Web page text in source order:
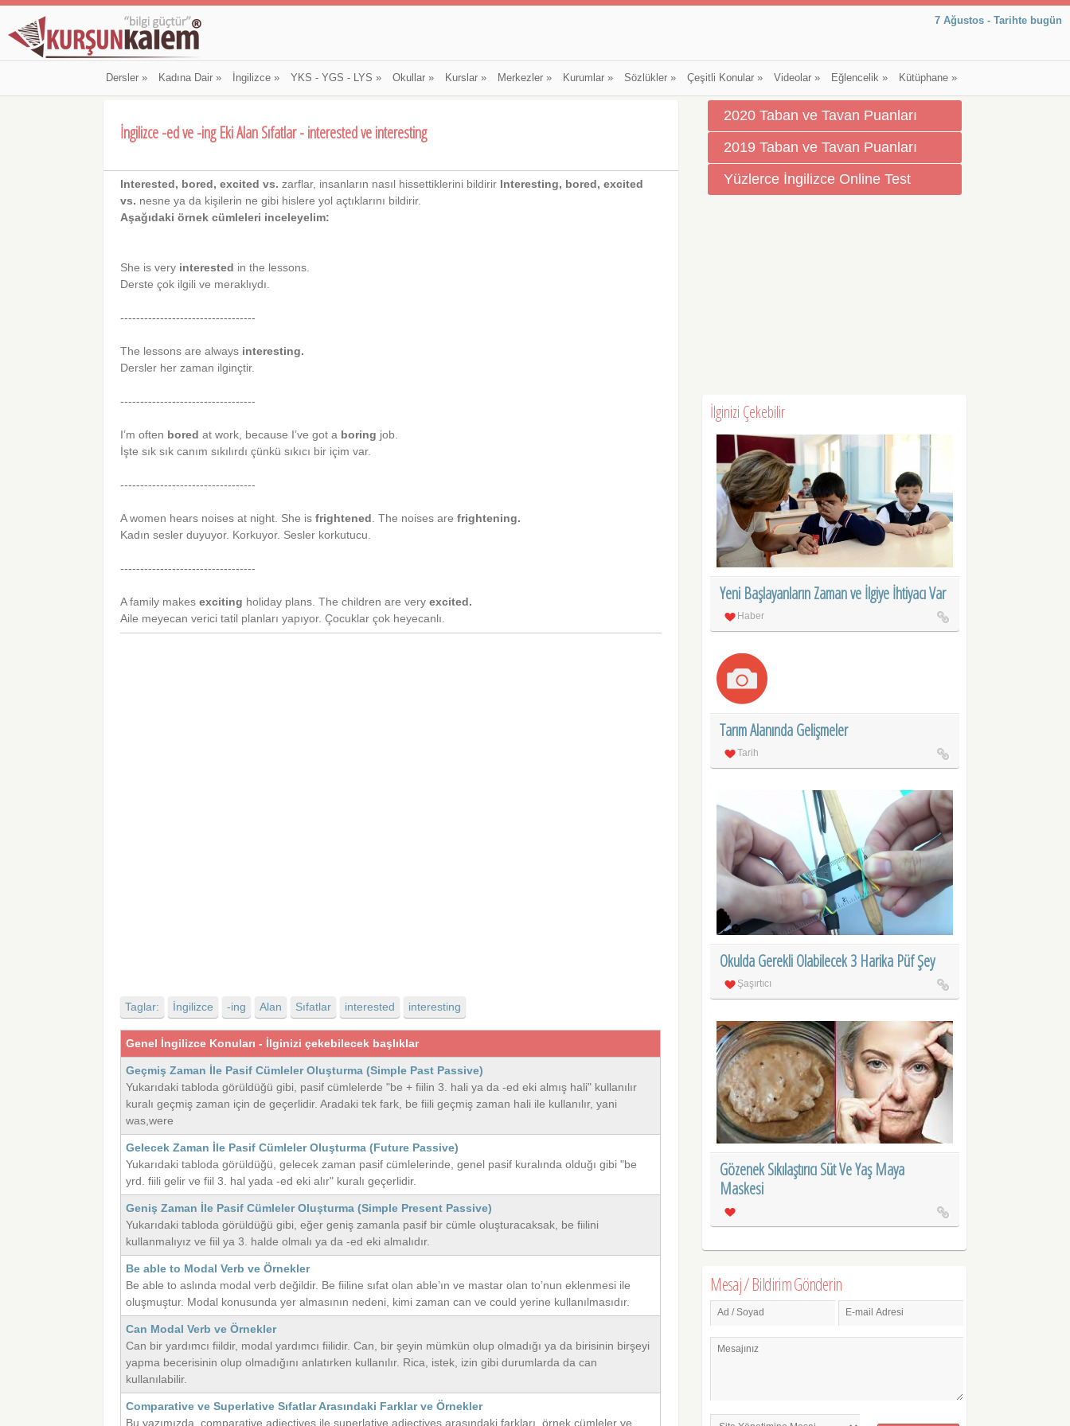
7 Ağustos - Tarihte bugün
Dersler» Kadına Dair» İngilizce» YKS - YGS - LYS » Okullar» Kurslar» Merkezler» Kurumlar» Sözlükler» Çeşitli Konular» Videolar» Eğlencelik» Kütüphane»
İngilizce -ed ve -ing Eki Alan Sıfatlar - interested ve interesting
Interested, bored, excited vs.zarflar, insanların nasıl hissettiklerini bildirir Interesting, bored, excited
vs. nesne ya da kişilerin ne gibi hislere yol açtıklarını bildirir.
Aşağıdaki örnek cümleleri inceleyelim:
She is very interested in the lessons.
Derste çok ilgili ve meraklıydı.
----------------------------------
The lessons are always interesting.
Dersler her zaman ilginçtir.
----------------------------------
I’m often bored at work, because I’ve got a boring job.
İşte sık sık canım sıkılırdı çünkü sıkıcı bir içim var.
----------------------------------
A women hears noises at night. She isfrightened . The noises arefrightening.
Kadın sesler duyuyor. Korkuyor. Sesler korkutucu.
----------------------------------
A family makesexciting holiday plans. The children are veryexcited.
Aile meyecan verici tatil planları yapıyor. Çocuklar çok heyecanlı.
Taglar: İngilizce -ing Alan Sıfatlar interested interesting
Genel İngilizce Konuları - İlginizi çekebilecek başlıklar
Geçmiş Zaman İle Pasif Cümleler Oluşturma (Simple Past Passive)
Yukarıdaki tabloda görüldüğü gibi, pasif cümlelerde "be + fiilin 3. hali ya da -ed eki almış hali" kullanılır
kuralı geçmiş zaman için de geçerlidir. Aradaki tek fark, be fiili geçmiş zaman hali ile kullanılır, yani
was,were
Gelecek Zaman İle Pasif Cümleler Oluşturma (Future Passive)
Yukarıdaki tabloda görüldüğü, gelecek zaman pasif cümlelerinde, genel pasif kuralında olduğı gibi "be
yrd. fiili gelir ve fiil 3. hal yada -ed eki alır" kuralı geçerlidir.
Geniş Zaman İle Pasif Cümleler Oluşturma (Simple Present Passive)
Yukarıdaki tabloda görüldüğü gibi, eğer geniş zamanla pasif bir cümle oluşturacaksak, be fiilini
kullanmalıyız ve fiil ya 3. halde olmalı ya da -ed eki almalıdır.
Be able to Modal Verb ve Örnekler
Be able to aslında modal verb değildir. Be fiiline sıfat olan able’ın ve mastar olan to’nun eklenmesi ile
oluşmuştur. Modal konusunda yer almasının nedeni, kimi zaman can ve could yerine kullanılmasıdır.
Can Modal Verb ve Örnekler
Can bir yardımcı fiildir, modal yardımcı fiilidir. Can, bir şeyin mümkün olup olmadığı ya da birisinin birşeyi
yapma becerisinin olup olmadığını anlatırken kullanılır. Rica, istek, izin gibi durumlarda da can
kullanılabilir.
Comparative ve Superlative Sıfatlar Arasındaki Farklar ve Örnekler
Bu yazımızda, comparative adjectives ile superlative adjectives arasındaki farkları, örnek cümleler ve
2020 Taban ve Tavan Puanları
2019 Taban ve Tavan Puanları
Yüzlerce İngilizce Online Test
İlginizi Çekebilir
Yeni Başlayanların Zaman ve İlgiye İhtiyacı Var
Haber
Tarım Alanında Gelişmeler
Tarih
Okulda Gerekli Olabilecek 3 Harika Püf Şey
Şaşırtıcı
Gözenek Sıkılaştırıcı Süt Ve Yaş Maya
Maskesi
Mesaj / Bildirim Gönderin
Ad / Soyad E-mail Adresi
Mesajınız